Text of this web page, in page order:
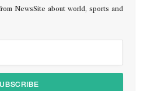
NewsSite about world, sports and